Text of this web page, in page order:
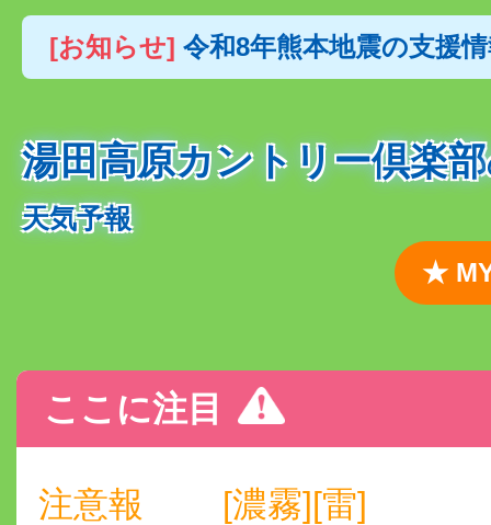
[お知らせ] 令和8年熊本地震の支援
湯田高原カントリー倶楽部
天気予報
★
ここに注目
注意報 [濃霧][雷]